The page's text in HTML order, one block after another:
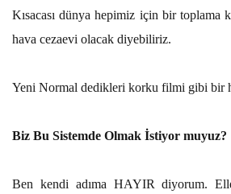
Kısacası dünya hepimiz için bir toplama
hava cezaevi olacak diyebiliriz.
Yeni Normal dedikleri korku filmi gibi bir
Biz Bu Sistemde Olmak İstiyor muyuz?
Ben kendi adıma HAYIR diyorum.